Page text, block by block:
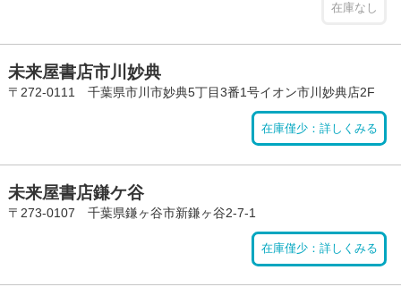
在庫なし
未来屋書店市川妙典
〒272-0111 千葉県市川市妙典5丁目3番1号イオン市川妙典店2F
在庫僅少：詳しくみる
未来屋書店鎌ケ谷
〒273-0107 千葉県鎌ヶ谷市新鎌ヶ谷2-7-1
在庫僅少：詳しくみる